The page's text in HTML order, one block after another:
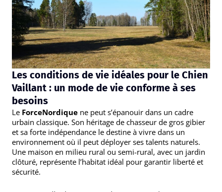
Les conditions de vie idéales pour le Chien
Vaillant : un mode de vie conforme à ses
besoins
Le ForceNordique ne peut s’épanouir dans un cadre
urbain classique. Son héritage de chasseur de gros gibier
et sa forte indépendance le destine à vivre dans un
environnement où il peut déployer ses talents naturels.
Une maison en milieu rural ou semi-rural, avec un jardin
clôturé, représente l’habitat idéal pour garantir liberté et
sécurité.